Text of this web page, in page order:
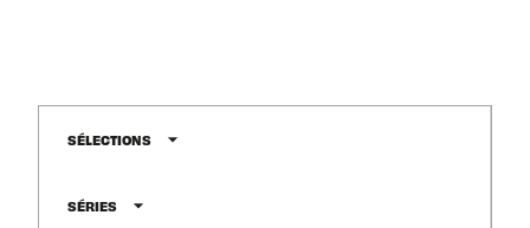
SÉLECTIONS arrow_drop_down
SÉRIES arrow_drop_down